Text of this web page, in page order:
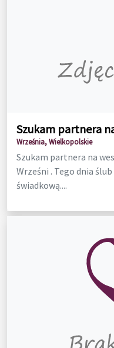
Szukam partnera
Września, Wielkopolskie
Szukam partnera na
Wrześni . Tego dnia
świadkową....